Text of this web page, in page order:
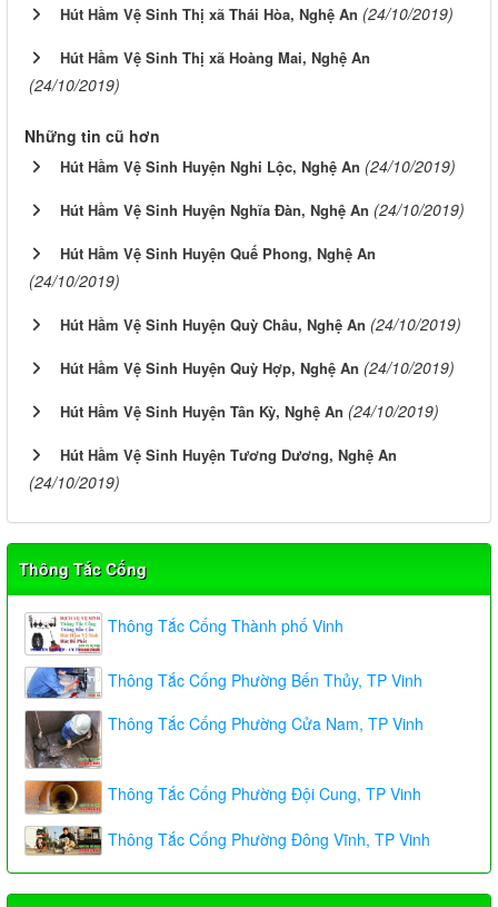
Hút Hầm Vệ Sinh Thị xã Thái Hòa, Nghệ An (24/10/2019)
Hút Hầm Vệ Sinh Thị xã Hoàng Mai, Nghệ An
(24/10/2019)
Những tin cũ hơn
Hút Hầm Vệ Sinh Huyện Nghi Lộc, Nghệ An (24/10/2019)
Hút Hầm Vệ Sinh Huyện Nghĩa Đàn, Nghệ An (24/10/2019)
Hút Hầm Vệ Sinh Huyện Quế Phong, Nghệ An
(24/10/2019)
Hút Hầm Vệ Sinh Huyện Quỳ Châu, Nghệ An (24/10/2019)
Hút Hầm Vệ Sinh Huyện Quỳ Hợp, Nghệ An (24/10/2019)
Hút Hầm Vệ Sinh Huyện Tân Kỳ, Nghệ An (24/10/2019)
Hút Hầm Vệ Sinh Huyện Tương Dương, Nghệ An
(24/10/2019)
Thông Tắc Cống
Thông Tắc Cống Thành phố Vinh
Thông Tắc Cống Phường Bến Thủy, TP Vinh
Thông Tắc Cống Phường Cửa Nam, TP Vinh
Thông Tắc Cống Phường Đội Cung, TP Vinh
Thông Tắc Cống Phường Đông Vĩnh, TP Vinh